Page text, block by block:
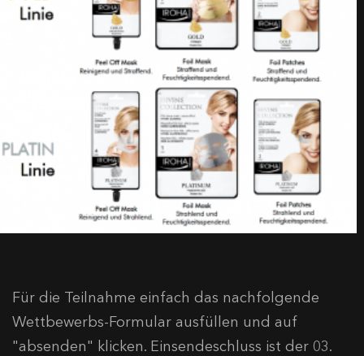
Für die Teilnahme einfach das nachfolgende
Wettbewerbs-Formular ausfüllen und auf
"absenden" klicken. Einsendeschluss ist der 03.